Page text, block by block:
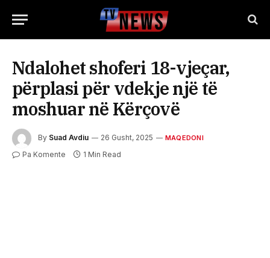
Ndalohet shoferi 18-vjeçar,
përplasi për vdekje një të
moshuar në Kërçovë
By Suad Avdiu 26 Gusht, 2025 MAQEDONI
Pa Komente 1 Min Read